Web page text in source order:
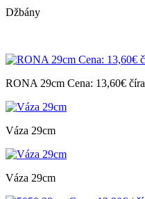
Džbány
RONA 29cm Cena: 13,60€ číra
Váza 29cm
Váza 29cm